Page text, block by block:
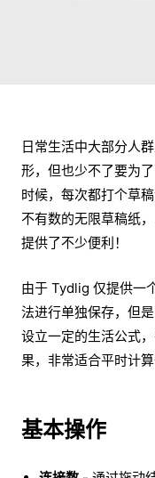
日常生活中大部分人
形，但也少不了要为
时候，每次都打个草
不有数的无限草稿纸
提供了不少便利！
由于 Tydlig 仅提供一
法进行单独保存，但
设立一定的生活公式
果，非常适合平时计
基本操作